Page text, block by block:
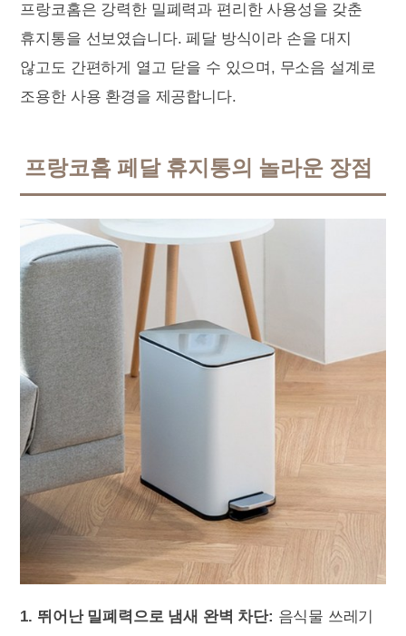
프랑코홈은 강력한 밀폐력과 편리한 사용성을 갖춘
휴지통을 선보였습니다. 페달 방식이라 손을 대지
않고도 간편하게 열고 닫을 수 있으며, 무소음 설계로
조용한 사용 환경을 제공합니다.
프랑코홈 페달 휴지통의 놀라운 장점
1. 뛰어난 밀폐력으로 냄새 완벽 차단: 음식물 쓰레기